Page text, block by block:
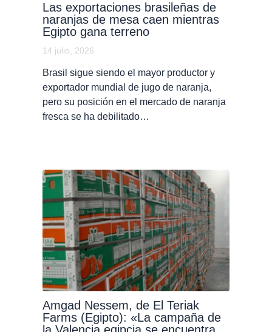
Las exportaciones brasileñas de
naranjas de mesa caen mientras
Egipto gana terreno
14 julio, 2026
Brasil sigue siendo el mayor productor y
exportador mundial de jugo de naranja,
pero su posición en el mercado de naranja
fresca se ha debilitado…
Amgad Nessem, de El Teriak
Farms (Egipto): «La campaña de